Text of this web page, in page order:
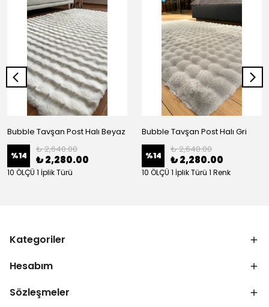
Bubble Tavşan Post Halı Beyaz
%14
₺ 2,640.00
₺ 2,280.00
10 ÖLÇÜ 1 İplik Türü
Bubble Tavşan Post Halı Gri
%14
₺ 2,640.00
₺ 2,280.00
10 ÖLÇÜ 1 İplik Türü 1 Renk
Kategoriler
Hesabım
Sözleşmeler